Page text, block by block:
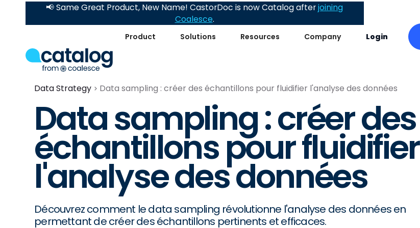
Product Solutions Resources Company Login
📢 Same Great Product, New Name! CastorDoc is now Catalog afterjoining
Coalesce.
Data Strategy Data sampling : créer des échantillons pour fluidifier l'analyse des données
Data sampling : créer des
échantillons pour fluidifier
l'analyse des données
Découvrez comment le data sampling révolutionne l'analyse des données en
permettant de créer des échantillons pertinents et efficaces.